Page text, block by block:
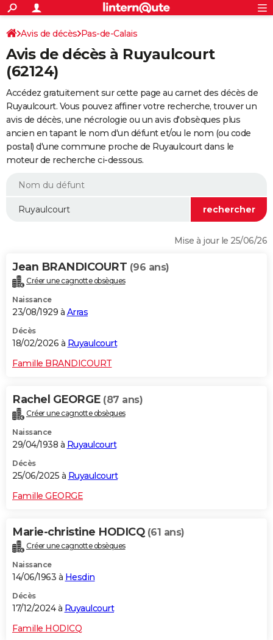
ACTUALITÉS
Politique
Société
Faits Divers
Education
Monde
Villes
+
SPORT
Coupe du monde 2026
Football
Tennis
Cyclisme
Rugby
Forum
FINANCE
Retraite
Impôts
Epargne
Immobilier
Risques naturels par ville
Banque
Assurance
Crédit
AUTO
Essais
Réserver un essai
Citadines
Berlines
SUV
Forum auto
+
HIGH-TECH
Mobiles
Meilleur smartphone
Internet
Ordinateurs
Jeux vidéo
Guide high-tech
+BRICOLAGE
Forum
Aménagement intérieur
Extérieur
Cuisine
Salle de bains
Jardinage
Rangement
WEEK-END
Guides de France
Escapades
Patrimoine
Expositions
Musées
Week-end nature
LIFESTYLE
Alimentation
Guide de la santé
Maladies
Médicaments
Sommeil
VOYAGE
Destinations
City break
Voyage nature
Voyage de noces
Forum
Climat
+PHOTO
GUIDES D'ACHAT
BONS PLANS
CARTE DE VOEUX
Dictionnaire
Biographies
Citations
Expressions
Proverbes
PROGRAMME TV
COPAINS D'AVANT
S'inscrire
Se connecter
Lycées
Collèges
Primaires
Universités
Entreprises
Service militaire
Avis de recherche
AVIS DE DÉCÈS
S'inscrire
Connexion
Avis de décès Pas-de-Calais
Avis de décès à Ruyaulcourt
(62124)
Accédez gratuitement sur cette page au carnet des décès de
Ruyaulcourt. Vous pouvez affiner votre recherche, trouver un
avis de décès, une nécrologie ou un avis d'obsèques plus
ancien en tapant le nom d'un défunt et/ou le nom (ou code
postal) d'une commune proche de Ruyaulcourt dans le
moteur de recherche ci-dessous.
Mise à jour le 25/06/26
Jean BRANDICOURT (96 ans)
Créer une cagnotte obsèques
Naissance
23/08/1929 à Arras
Décès
18/02/2026 à Ruyaulcourt
Famille BRANDICOURT
Rachel GEORGE (87 ans)
Créer une cagnotte obsèques
Naissance
29/04/1938 à Ruyaulcourt
Décès
25/06/2025 à Ruyaulcourt
Famille GEORGE
Marie-christine HODICQ (61 ans)
Créer une cagnotte obsèques
Naissance
14/06/1963 à Hesdin
Décès
17/12/2024 à Ruyaulcourt
Famille HODICQ